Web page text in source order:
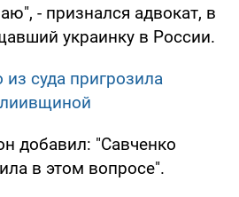
- признался адвокат, в
украинку в России.
из суда пригрозила
добавил: "Савченко
в этом вопросе".